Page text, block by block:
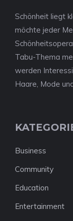
Schönheit liegt
möchte jeder
Tabu-Thema
werden
Haare, Mode
Business
Community
Education
Entertainment